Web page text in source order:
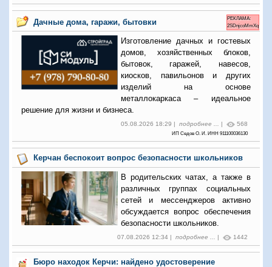
Дачные дома, гаражи, бытовки
РЕКЛАМА:
2SDnjcoMmXq
Изготовление дачных и гостевых
домов, хозяйственных блоков,
бытовок, гаражей, навесов,
киосков, павильонов и других
изделий на основе
металлокаркаса – идеальное
решение для жизни и бизнеса.
05.08.2026 18:29 | подробнее ... | 568
ИП Седов О. И. ИНН 911100036130
Керчан беспокоит вопрос безопасности школьников
В родительских чатах, а также в
различных группах социальных
сетей и мессенджеров активно
обсуждается вопрос обеспечения
безопасности школьников.
07.08.2026 12:34 | подробнее ... | 1442
Бюро находок Керчи: найдено удостоверение